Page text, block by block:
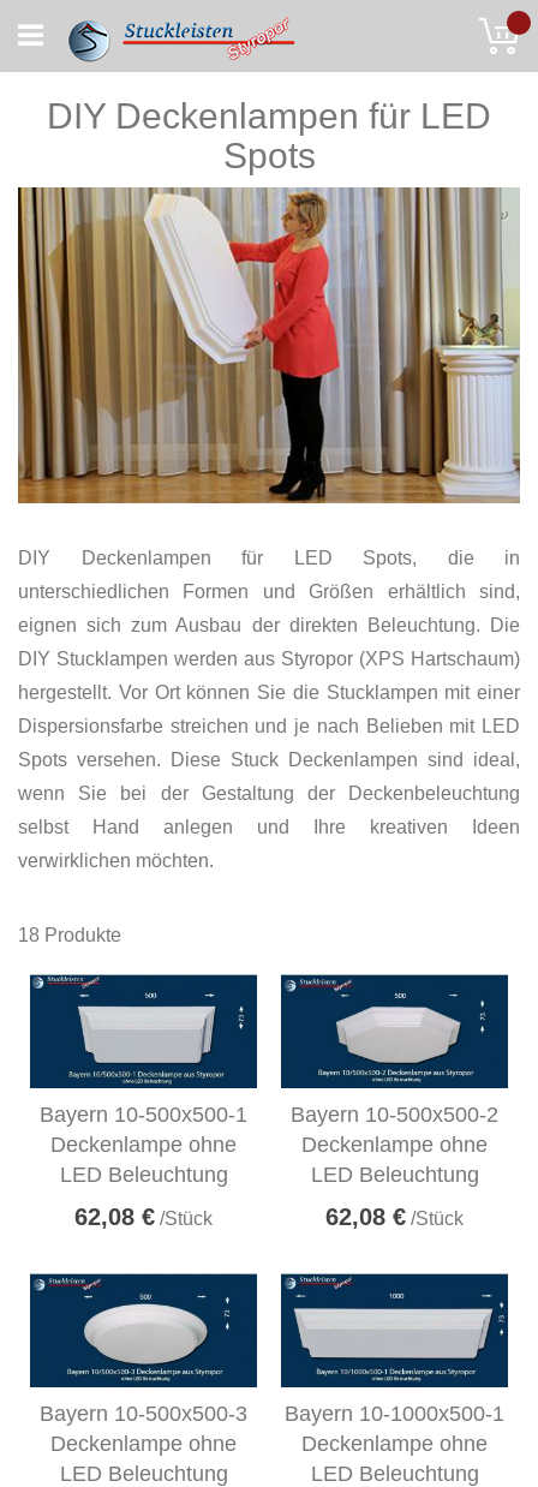
to
Content
DIY Deckenlampen für LED
Spots
DIY Deckenlampen für LED Spots, die in
unterschiedlichen Formen und Größen erhältlich sind,
eignen sich zum Ausbau der direkten Beleuchtung. Die
DIY Stucklampen werden aus Styropor (XPS Hartschaum)
hergestellt. Vor Ort können Sie die Stucklampen mit einer
Dispersionsfarbe streichen und je nach Belieben mit LED
Spots versehen. Diese Stuck Deckenlampen sind ideal,
wenn Sie bei der Gestaltung der Deckenbeleuchtung
selbst Hand anlegen und Ihre kreativen Ideen
verwirklichen möchten.
18 Produkte
Bayern 10-500x500-1
Deckenlampe ohne
LED Beleuchtung
62,08 € /Stück
Bayern 10-500x500-2
Deckenlampe ohne
LED Beleuchtung
62,08 € /Stück
Bayern 10-500x500-3
Deckenlampe ohne
LED Beleuchtung
Bayern 10-1000x500-1
Deckenlampe ohne
LED Beleuchtung